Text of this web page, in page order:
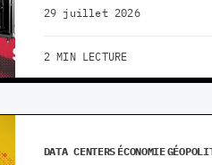
29 juillet 2026
2 MIN LECTURE
DATA CENTERS ÉCONOMIE